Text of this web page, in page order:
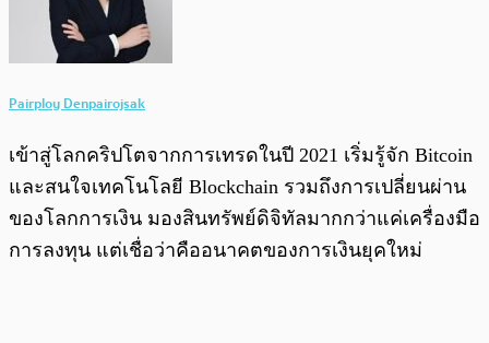
Pairploy Denpairojsak
เข้าสู่โลกคริปโตจากการเทรดในปี 2021 เริ่มรู้จัก Bitcoin
และสนใจเทคโนโลยี Blockchain รวมถึงการเปลี่ยนผ่าน
ของโลกการเงิน มองสินทรัพย์ดิจิทัลมากกว่าแค่เครื่องมือ
การลงทุน แต่เชื่อว่าคืออนาคตของการเงินยุคใหม่